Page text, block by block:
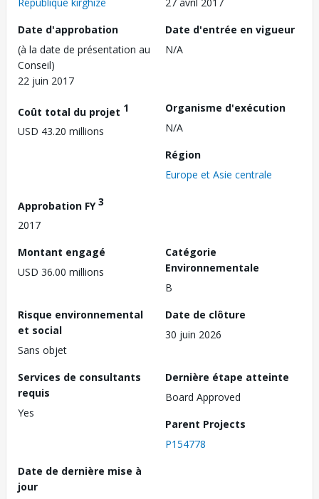
Date d'approbation
(à la date de présentation au
Conseil)
22 juin 2017
Date d'entrée en vigueur
N/A
Coût total du projet 1
USD 43.20 millions
Organisme d'exécution
N/A
Région
Europe et Asie centrale
Approbation FY3
2017
Montant engagé
USD 36.00 millions
Catégorie
Environnementale
B
Risque environnemental
et social
Sans objet
Date de clôture
30 juin 2026
Services de consultants
requis
Yes
Dernière étape atteinte
Board Approved
Parent Projects
P154778
Date de dernière mise à
jour